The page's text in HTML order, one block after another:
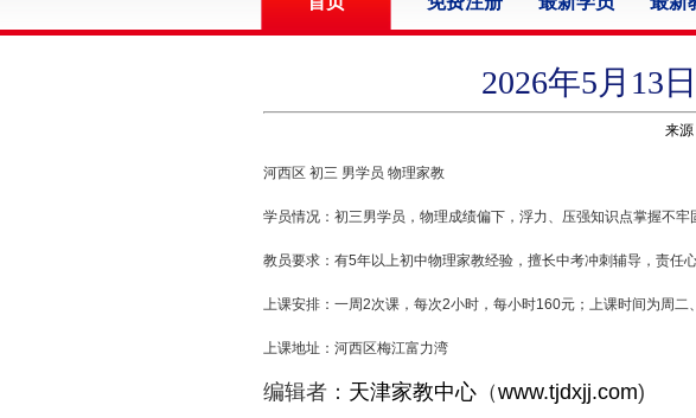
2026年5月13
来源
河西区 初三 男学员 物理家教
学员情况：初三男学员，物理成绩偏下，浮力、压强知识点掌握不
教员要求：有5年以上初中物理家教经验，擅长中考冲刺辅导，责任
上课安排：一周2次课，每次2小时，每小时160元；上课时间为周二
上课地址：河西区梅江富力湾
编辑者： 天津家教中心 （www.tjdxjj.com)